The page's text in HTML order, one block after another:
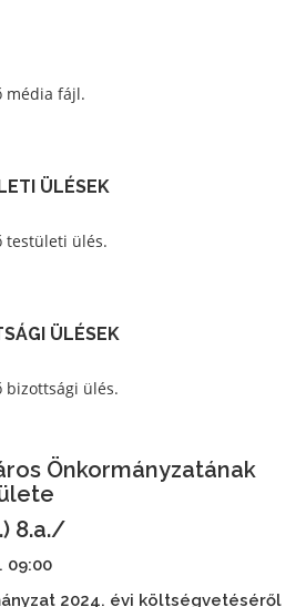
média fájl.
ÜLÉSEK
testületi ülés.
ÜLÉSEK
bizottsági ülés.
Önkormányzatának
8.a./
09:00
2024. évi költségvetéséről